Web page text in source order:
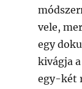
vele,
egy
kivágja
egy-két